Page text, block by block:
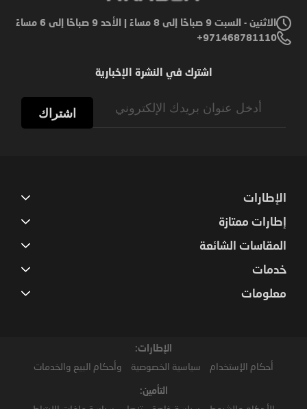
الاثنين - السبت 9 صباحًا إلى 8 مساءً | الأحد 9 صباحًا إلى 6 مساءً
971468781110+
اشترك في النشرة الإخبارية
اشتراك
الإطارات
إطارات ممتازة
المقاسات الشائعة
خدمات
معلومات
الإطارات:
أحكام الإستخدام سياسية الخصوصية وأحكام البيع والخدمات
التأمين: